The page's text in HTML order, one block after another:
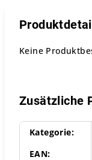
Keine
Zusätzliche
Kategorie:
EAN: